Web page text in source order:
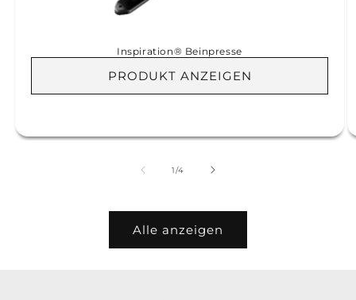
Inspiration® Beinpresse
PRODUKT ANZEIGEN
1/von
4
Alle anzeigen